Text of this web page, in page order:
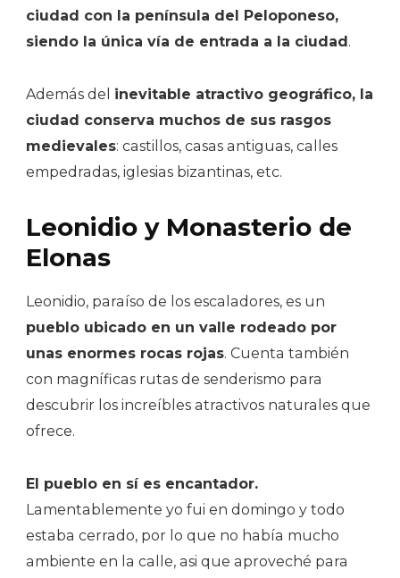
ciudad con la península del Peloponeso,
siendo la única vía de entrada a la ciudad.
Además del inevitable atractivo geográfico, la
ciudad conserva muchos de sus rasgos
medievales: castillos, casas antiguas, calles
empedradas, iglesias bizantinas, etc.
Leonidio y Monasterio de
Elonas
Leonidio, paraíso de los escaladores, es un
pueblo ubicado en un valle rodeado por
unas enormes rocas rojas. Cuenta también
con magníficas rutas de senderismo para
descubrir los increíbles atractivos naturales que
ofrece.
El pueblo en sí es encantador.
Lamentablemente yo fui en domingo y todo
estaba cerrado, por lo que no había mucho
ambiente en la calle, asi que aproveché para